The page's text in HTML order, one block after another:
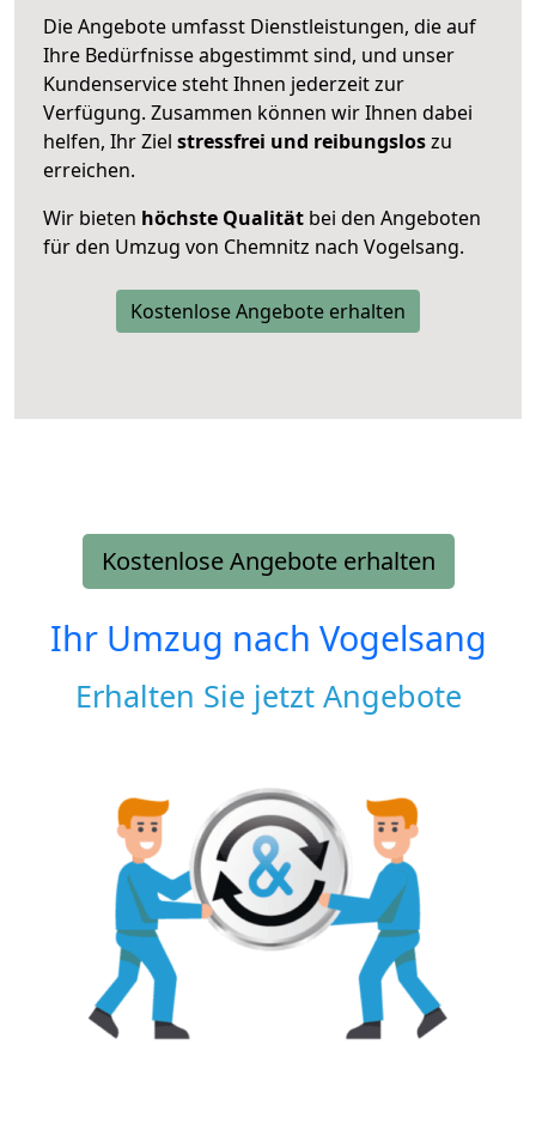
Die Angebote umfasst Dienstleistungen, die auf
Ihre Bedürfnisse abgestimmt sind, und unser
Kundenservice steht Ihnen jederzeit zur
Verfügung. Zusammen können wir Ihnen dabei
helfen, Ihr Ziel stressfrei und reibungsloszu
erreichen.
Wir bieten höchste Qualität bei den Angeboten
für den Umzug von Chemnitz nach Vogelsang.
Kostenlose Angebote erhalten
Kostenlose Angebote erhalten
Ihr Umzug nach Vogelsang
Erhalten Sie jetzt Angebote